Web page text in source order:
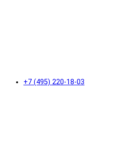
+7 (495) 220-18-03